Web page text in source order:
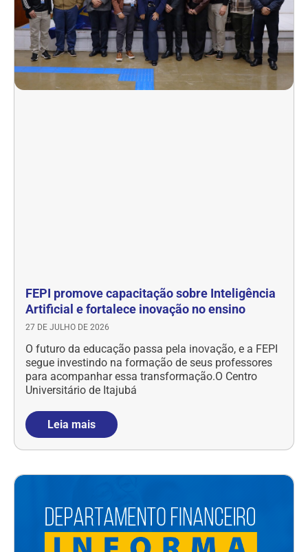
FEPI promove capacitação sobre Inteligência
Artificial e fortalece inovação no ensino
27 DE JULHO DE 2026
O futuro da educação passa pela inovação, e a FEPI
segue investindo na formação de seus professores
para acompanhar essa transformação.O Centro
Universitário de Itajubá
Leia mais